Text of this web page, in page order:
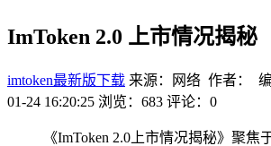
ImToken 2.0 上市情况揭秘
imtoken最新版下载 来源：网络 作者： 编
01-24 16:20:25 浏览：683 评论：0
《ImToken 2.0上市情况揭秘》聚焦